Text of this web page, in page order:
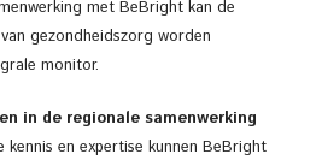
met BeBright kan de
gezondheidszorg worden
monitor.
in de regionale samenwerking
kennis en expertise kunnen BeBright